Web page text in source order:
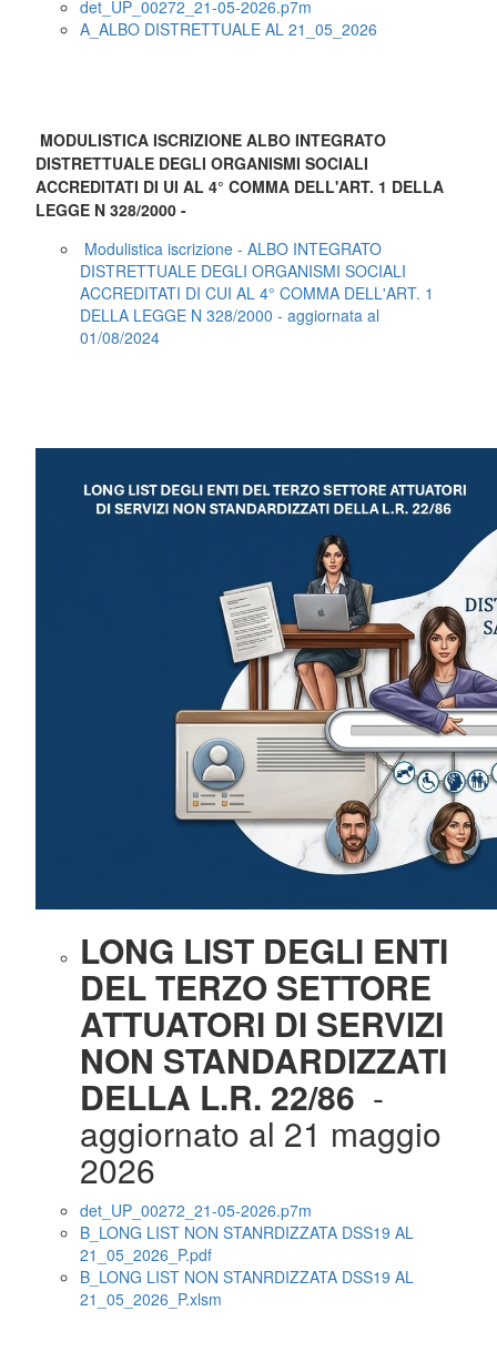
det_UP_00272_21-05-2026.p7m
A_ALBO DISTRETTUALE AL 21_05_2026
MODULISTICA ISCRIZIONE ALBO INTEGRATO
DISTRETTUALE DEGLI ORGANISMI SOCIALI
ACCREDITATI DI UI AL 4° COMMA DELL'ART. 1 DELLA
LEGGE N 328/2000 -
Modulistica iscrizione - ALBO INTEGRATO
DISTRETTUALE DEGLI ORGANISMI SOCIALI
ACCREDITATI DI CUI AL 4° COMMA DELL'ART. 1
DELLA LEGGE N 328/2000 - aggiornata al
01/08/2024
LONG LIST DEGLI ENTI
DEL TERZO SETTORE
ATTUATORI DI SERVIZI
NON STANDARDIZZATI
DELLA L.R. 22/86 -
aggiornato al 21 maggio
2026
det_UP_00272_21-05-2026.p7m
B_LONG LIST NON STANRDIZZATA DSS19 AL
21_05_2026_P.pdf
B_LONG LIST NON STANRDIZZATA DSS19 AL
21_05_2026_P.xlsm